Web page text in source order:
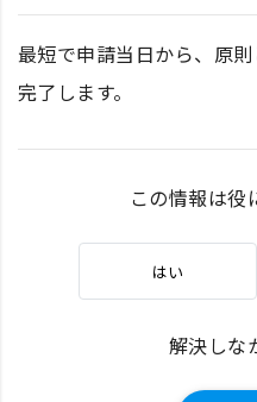
最短で申請当日から、原
完了します。
この情報は役
はい
解決しな